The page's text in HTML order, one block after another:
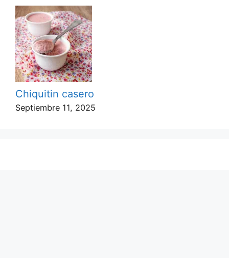
Chiquitin casero
Septiembre 11, 2025